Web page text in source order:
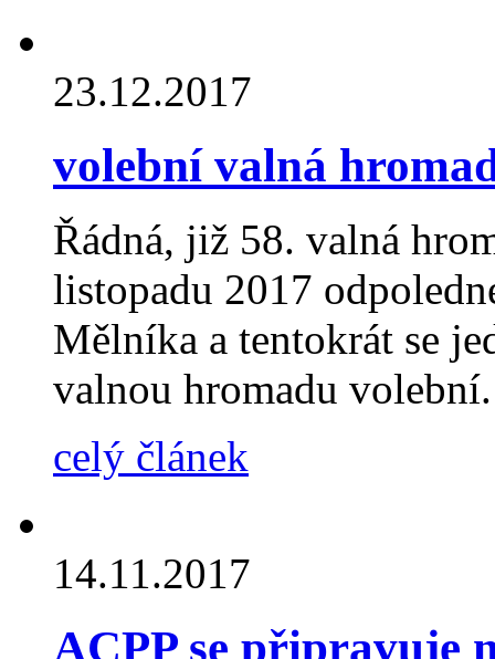
23.12.2017
volební valná
Řádná, již 58. valná
listopadu 2017
Mělníka a tentokrát se
valnou hromadu volební.
celý článek
14.11.2017
ACPP se připravuje